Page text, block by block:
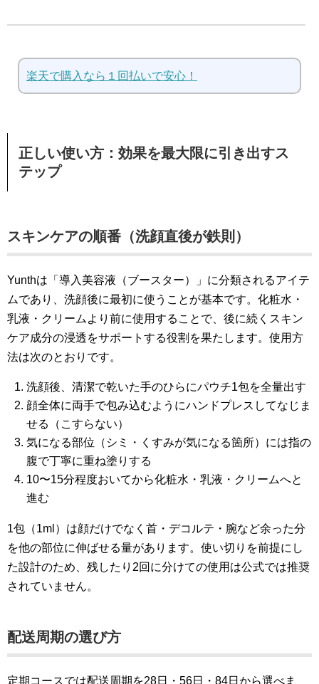
楽天で購入なら１回払いで安心！
正しい使い方：効果を最大限に引き出すス
テップ
スキンケアの順番（洗顔直後が鉄則）
Yunthは「導入美容液（ブースター）」に分類されるアイテ
ムであり、洗顔後に最初に使うことが基本です。化粧水・
乳液・クリームより前に使用することで、後に続くスキン
ケア成分の浸透をサポートする役割を果たします。使用方
法は次のとおりです。
洗顔後、清潔で乾いた手のひらにパウチ1包を全量出す
顔全体に両手で包み込むようにハンドプレスしてなじま
せる（こすらない）
気になる部位（シミ・くすみが気になる箇所）には指の
腹で丁寧に重ね塗りする
10〜15分程度おいてから化粧水・乳液・クリームへと
進む
1包（1ml）は顔だけでなく首・デコルテ・腕など余った分
を他の部位に伸ばせる量があります。使い切りを前提にし
た設計のため、残したり2回に分けての使用は公式では推奨
されていません。
配送周期の選び方
定期コースでは配送周期を28日・56日・84日から選べま